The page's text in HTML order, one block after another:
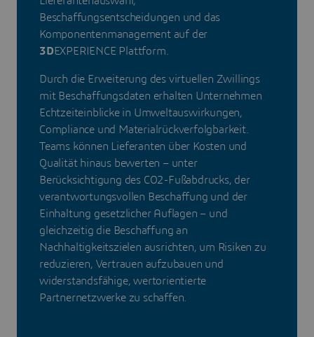
Beschaffungsentscheidungen und das
Komponentenmanagement auf der
3DEXPERIENCE Plattform.
Durch die Erweiterung des virtuellen Zwillings
mit Beschaffungsdaten erhalten Unternehmen
Echtzeiteinblicke in Umweltauswirkungen,
Compliance und Materialrückverfolgbarkeit.
Teams können Lieferanten über Kosten und
Qualität hinaus bewerten – unter
Berücksichtigung des CO2-Fußabdrucks, der
verantwortungsvollen Beschaffung und der
Einhaltung gesetzlicher Auflagen – und
gleichzeitig die Beschaffung an
Nachhaltigkeitszielen ausrichten, um Risiken zu
reduzieren, Vertrauen aufzubauen und
widerstandsfähige, wertorientierte
Partnernetzwerke zu schaffen.